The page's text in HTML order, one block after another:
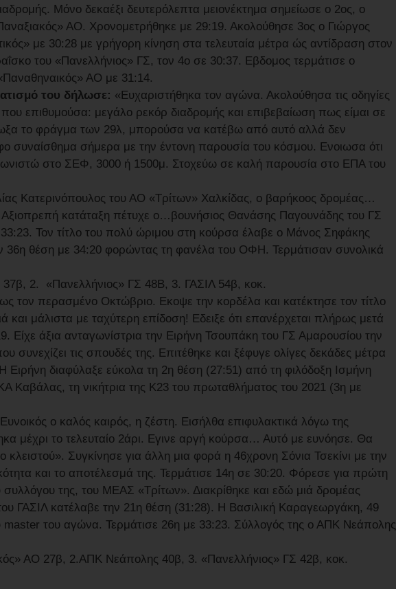
Μόνο δεκαέξι δευτερόλεπτα μειονέκτημα σημείωσε ο 2ος, ο
ΑΟ. Χρονομετρήθηκε με 29:19. Ακολούθησε 3ος ο Γιώργος
με 30:28 με γρήγορη κίνηση στα τελευταία μέτρα ώς αντίδραση στον
του «Πανελλήνιος» ΓΣ, τον 4ο σε 30:37. Εβδομος τερμάτισε ο
ΑΟ με 31:14.
του δήλωσε: «Ευχαριστήθηκα τον αγώνα. Ακολούθησα τις οδηγίες
επιθυμούσα: μεγάλο ρεκόρ διαδρομής και επιβεβαίωση πως είμαι σε
το φράγμα των 29λ, μπορούσα να κατέβω από αυτό αλλά δεν
συναίσθημα σήμερα με την έντονη παρουσία του κόσμου. Ενοιωσα ότι
στο ΣΕΦ, 3000 ή 1500μ. Στοχεύω σε καλή παρουσία στο ΕΠΑ του
Κατερινόπουλος του ΑΟ «Τρίτων» Χαλκίδας, ο βαρήκοος δρομέας…
Αξιοπρεπή κατάταξη πέτυχε ο…βουνήσιος Θανάσης Παγουνάδης του ΓΣ
Τον τίτλο του πολύ ώριμου στη κούρσα έλαβε ο Μάνος Σηφάκης
36η θέση με 34:20 φορώντας τη φανέλα του ΟΦΗ. Τερμάτισαν συνολικά
2. «Πανελλήνιος» ΓΣ 48Β, 3. ΓΑΣΙΛ 54β, κοκ.
τον περασμένο Οκτώβριο. Εκοψε την κορδέλα και κατέκτησε τον τίτλο
και μάλιστα με ταχύτερη επίδοση! Εδειξε ότι επανέρχεται πλήρως μετά
Είχε άξια ανταγωνίστρια την Ειρήνη Τσουπάκη του ΓΣ Αμαρουσίου την
συνεχίζει τις σπουδές της. Επιτέθηκε και ξέφυγε ολίγες δεκάδες μέτρα
Ειρήνη διαφύλαξε εύκολα τη 2η θέση (27:51) από τη φιλόδοξη Ισμήνη
Καβάλας, τη νικήτρια της Κ23 του πρωταθλήματος του 2021 (3η με
ο καλός καιρός, η ζέστη. Εισήλθα επιφυλακτικά λόγω της
μέχρι το τελευταίο 2άρι. Εγινε αργή κούρσα… Αυτό με ευνόησε. Θα
Συγκίνησε για άλλη μια φορά η 46χρονη Σόνια Τσεκίνι με την
και το αποτέλεσμά της. Τερμάτισε 14η σε 30:20. Φόρεσε για πρώτη
της, του ΜΕΑΣ «Τρίτων». Διακρίθηκε και εδώ μιά δρομέας
ΓΑΣΙΛ κατέλαβε την 21η θέση (31:28). Η Βασιλική Καραγεωργάκη, 49
master του αγώνα. Τερμάτισε 26η με 33:23. Σύλλογός της ο ΑΠΚ Νεάπολης
ΑΟ 27β, 2.ΑΠΚ Νεάπολης 40β, 3. «Πανελλήνιος» ΓΣ 42β, κοκ.